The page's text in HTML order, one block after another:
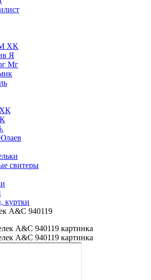
ХК
Я
Мг
ХК
свитеры
куртки
A&C 940119